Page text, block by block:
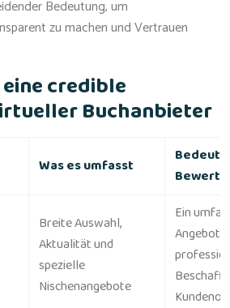
Bedeutung, um
zu machen und Vertrauen
credible
Buchanbieter
Was es umfasst
Breite Auswahl,
Aktualität und
spezielle
Nischenangebote
Ein
Angebot